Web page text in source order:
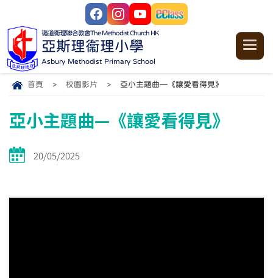
循道衞理聯合教會The Methodist Church HK
亞斯理衞理小學
Asbury Methodist Primary School
首頁 > 校園影片 > 亞小主題曲—《讓愛看得見》
亞小主題曲—《讓愛看得見》
20/05/2025